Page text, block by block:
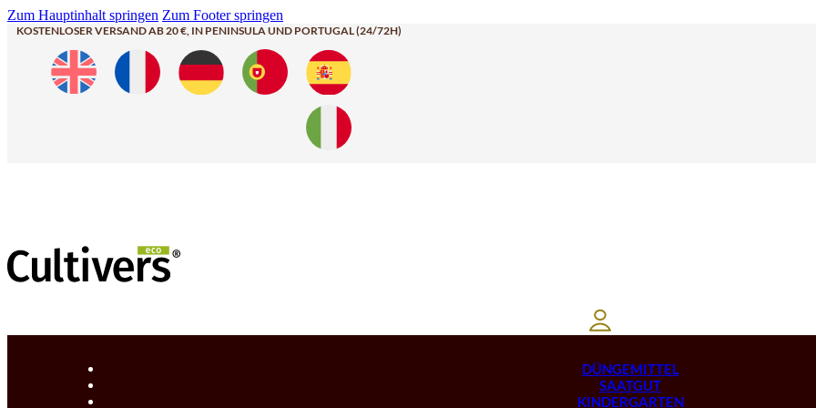
Zum Hauptinhalt springen Zum Footer springen
KOSTENLOSER VERSAND AB 20 €, IN PENINSULA UND PORTUGAL (24/72H)
DÜNGEMITTEL
SAATGUT
KINDERGARTEN